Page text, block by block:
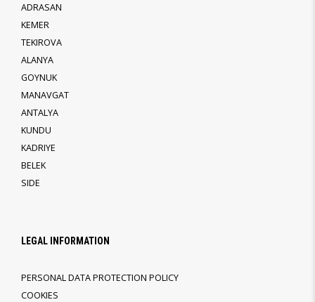
ADRASAN
KEMER
TEKIROVA
ALANYA
GOYNUK
MANAVGAT
ANTALYA
KUNDU
KADRIYE
BELEK
SIDE
LEGAL INFORMATION
PERSONAL DATA PROTECTION POLICY
COOKIES